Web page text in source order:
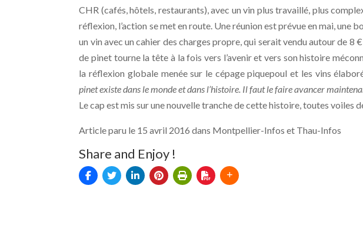
CHR (cafés, hôtels, restaurants), avec un vin plus travaillé, plus
réflexion, l’action se met en route. Une réunion est prévue en mai, une
un vin avec un cahier des charges propre, qui serait vendu autour de 8
de pinet tourne la tête à la fois vers l’avenir et vers son histoire
la réflexion globale menée sur le cépage piquepoul et les vins
pinet existe dans le monde et dans l’histoire. Il faut le faire avancer
Le cap est mis sur une nouvelle tranche de cette histoire, toutes voiles
Article paru le 15 avril 2016 dans Montpellier-Infos et Thau-Infos
Share and Enjoy !